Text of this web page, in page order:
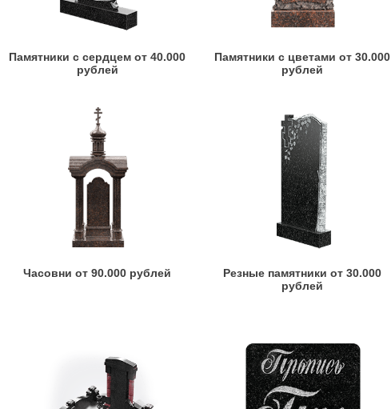
Памятники с сердцем от 40.000
рублей
Памятники с цветами от 30.000
рублей
Часовни от 90.000 рублей
Резные памятники от 30.000
рублей